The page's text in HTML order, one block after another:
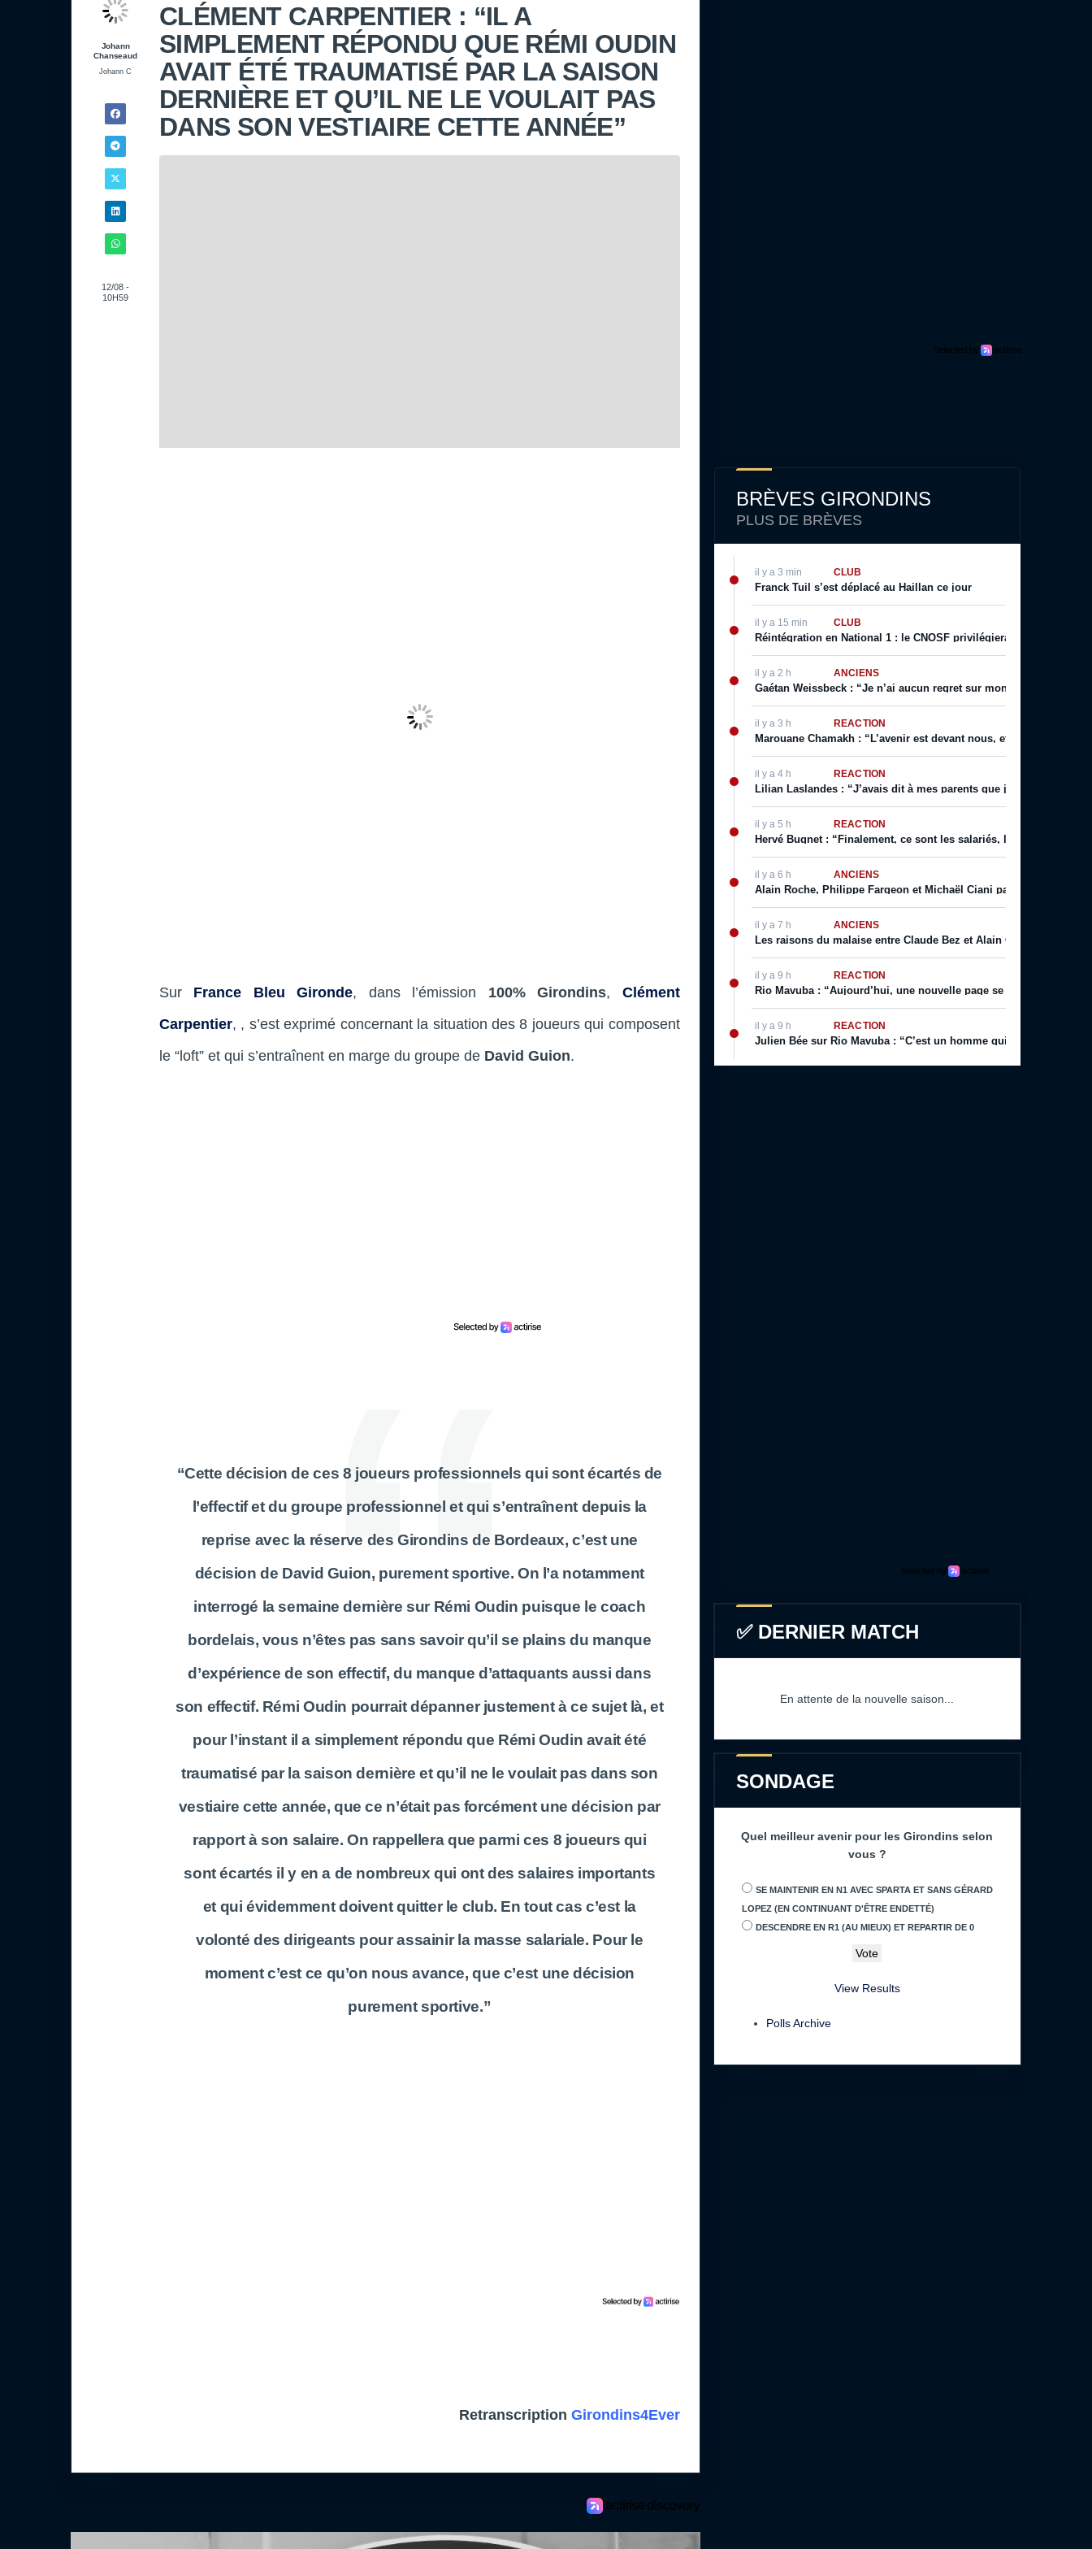
Johann
Chanseaud
Johann C
12/08 -
10H59
CLÉMENT CARPENTIER : “IL A
SIMPLEMENT RÉPONDU QUE RÉMI OUDIN
AVAIT ÉTÉ TRAUMATISÉ PAR LA SAISON
DERNIÈRE ET QU’IL NE LE VOULAIT PAS
DANS SON VESTIAIRE CETTE ANNÉE”
Sur France Bleu Gironde, dans l’émission 100% Girondins, Clément
Carpentier, , s’est exprimé concernant la situation des 8 joueurs qui composent
le “loft” et qui s’entraînent en marge du groupe de David Guion.
“Cette décision de ces 8 joueurs professionnels qui sont écartés de
l’effectif et du groupe professionnel et qui s’entraînent depuis la
reprise avec la réserve desGirondins de Bordeaux, c’est une
décision de David Guion, purement sportive. On l’a notamment
interrogé la semaine dernière sur Rémi Oudin puisque le coach
bordelais, vous n’êtes pas sans savoir qu’il se plains du manque
d’expérience de son effectif, du manque d’attaquants aussi dans
son effectif. Rémi Oudin pourrait dépanner justement à ce sujet là, et
pour l’instant il a simplement répondu que Rémi Oudin avait été
traumatisé par la saison dernière et qu’il ne le voulait pas dans son
vestiaire cette année, que ce n’était pas forcément une décision par
rapport à son salaire. On rappellera que parmi ces 8 joueurs qui
sont écartés il y en a de nombreux qui ont des salaires importants
et qui évidemment doivent quitter le club. En tout cas c’est la
volonté des dirigeants pour assainir la masse salariale. Pour le
moment c’est ce qu’on nous avance, que c’est une décision
purement sportive.”
Retranscription Girondins4Ever
BRÈVES GIRONDINS
PLUS DE BRÈVES
il y a 3 min CLUB
Franck Tuil s’est déplacé au Haillan ce jour
il y a 15 min CLUB
Réintégration en National 1 : le CNOSF privilégierait un retour
il y a 2 h ANCIENS
Gaétan Weissbeck : “Je n’ai aucun regret sur mon choix qui a été
il y a 3 h RÉACTION
Marouane Chamakh : “L’avenir est devant nous, et je serai bientôt
il y a 4 h RÉACTION
Lilian Laslandes : “J’avais dit à mes parents que j’allais
il y a 5 h RÉACTION
Hervé Bugnet : “Finalement, ce sont les salariés, les supporters,
il y a 6 h ANCIENS
Alain Roche, Philippe Fargeon et Michaël Ciani parlent de leur
il y a 7 h ANCIENS
Les raisons du malaise entre Claude Bez et Alain Giresse
il y a 9 h RÉACTION
Rio Mavuba : “Aujourd’hui, une nouvelle page se tourne […]
il y a 9 h RÉACTION
Julien Bée sur Rio Mavuba : “C’est un homme qui incarne les
✅ DERNIER MATCH
En attente de la nouvelle saison...
SONDAGE
Quel meilleur avenir pour les Girondins selon
vous ?
SE MAINTENIR EN N1 AVEC SPARTA ET SANS GÉRARD
LOPEZ (EN CONTINUANT D'ÊTRE ENDETTÉ)
DESCENDRE EN R1 (AU MIEUX) ET REPARTIR DE 0
View Results
Polls Archive